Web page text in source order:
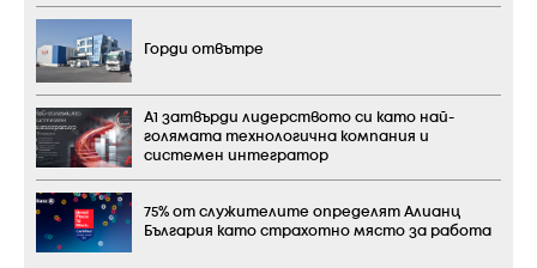
Горди отвътре
А1 затвърди лидерството си като най-
голямата технологична компания и
системен интегратор
75% от служителите определят Алианц
България като страхотно място за работа